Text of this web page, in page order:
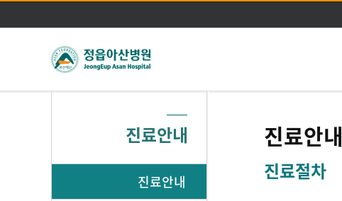
진료안내
진료안내
진료안내
진료절차